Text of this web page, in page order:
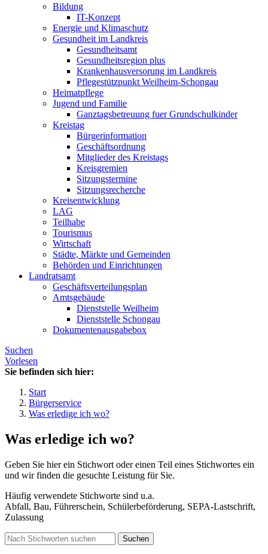
Bildung
IT-Konzept
Energie und Klimaschutz
Gesundheit im Landkreis
Gesundheitsamt
Gesundheitsregion plus
Krankenhausversorung im Landkreis
Pflegestützpunkt Weilheim-Schongau
Heimatpflege
Jugend und Familie
Ganztagsbetreuung fuer Grundschulkinder
Kreistag
Bürgerinformation
Geschäftsordnung
Mitglieder des Kreistags
Kreisgremien
Sitzungstermine
Sitzungsrecherche
Kreisentwicklung
LAG
Teilhabe
Tourismus
Wirtschaft
Städte, Märkte und Gemeinden
Behörden und Einrichtungen
Landratsamt
Geschäftsverteilungsplan
Amtsgebäude
Dienststelle Weilheim
Dienststelle Schongau
Dokumentenausgabebox
Suchen
Vorlesen
Sie befinden sich hier:
Start
Bürgerservice
Was erledige ich wo?
Was erledige ich wo?
Geben Sie hier ein Stichwort oder einen Teil eines Stichwortes ein
und wir finden die gesuchte Leistung für Sie.
Häufig verwendete Stichworte sind u.a.
Abfall, Bau, Führerschein, Schülerbeförderung, SEPA-Lastschrift,
Zulassung
Suchen